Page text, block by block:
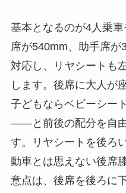
基本となるのが4人乗
席が540mm、助手席
対応し、リヤシートも
します。後席に大人が
子どもならベビーシー
——と前後の配分を自
す。リヤシートを後ろ
動車とは思えない後席
意点は、後席を後ろに